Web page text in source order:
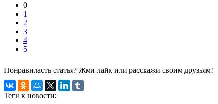
0
1
2
3
4
5
Понравиласть статья? Жми лайк или расскажи своим друзьям!
Теги к новости: